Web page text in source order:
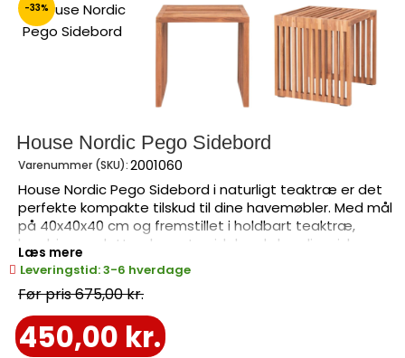
-33%
House Nordic Pego Sidebord
Varenummer (SKU):2001060
House Nordic Pego Sidebord i naturligt teaktræ er det
perfekte kompakte tilskud til dine havemøbler. Med mål
på 40x40x40 cm og fremstillet i holdbart teaktræ,
kombinerer dette elegante sidebord skandinavisk
design med praktisk funktionalitet. Bordet leveres
samlet og klar til brug på terrassen eller i haven, hvor
det fungerer ideelt som sidebord eller lille cafébord.
Læs mere
Leveringstid: 3-6 hverdage
675,00kr.
450,00 kr.